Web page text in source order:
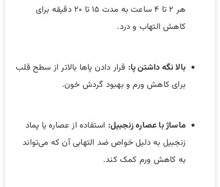
هر ۲ تا ۴ ساعت به مدت ۱۵ تا ۲۰ دقیقه برای
کاهش التهاب و درد.
بالا نگه داشتن پا: قرار دادن پاها بالاتر از سطح قلب
برای کاهش ورم و بهبود گردش خون.
ماساژ با عصاره زنجبیل: استفاده از عصاره یا پماد
زنجبیل به دلیل خواص ضد التهابی آن که می‌تواند
به کاهش ورم کمک کند.